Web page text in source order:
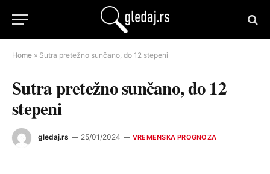
Home » Sutra pretežno sunčano, do 12 stepeni
Sutra pretežno sunčano, do 12
stepeni
gledaj.rs 25/01/2024 VREMENSKA PROGNOZA